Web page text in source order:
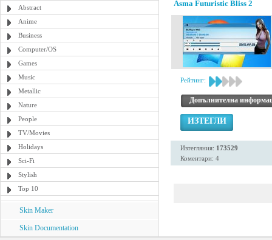
Abstract
Anime
Business
Computer/OS
Games
Music
Metallic
Nature
People
TV/Movies
Holidays
Sci-Fi
Stylish
Top 10
Skin Maker
Skin Documentation
Asma Futuristic Bliss 2
Рейтинг:
Допълнителна
ИЗТЕГЛИ
Изтегляния: 173529
Коментари: 4